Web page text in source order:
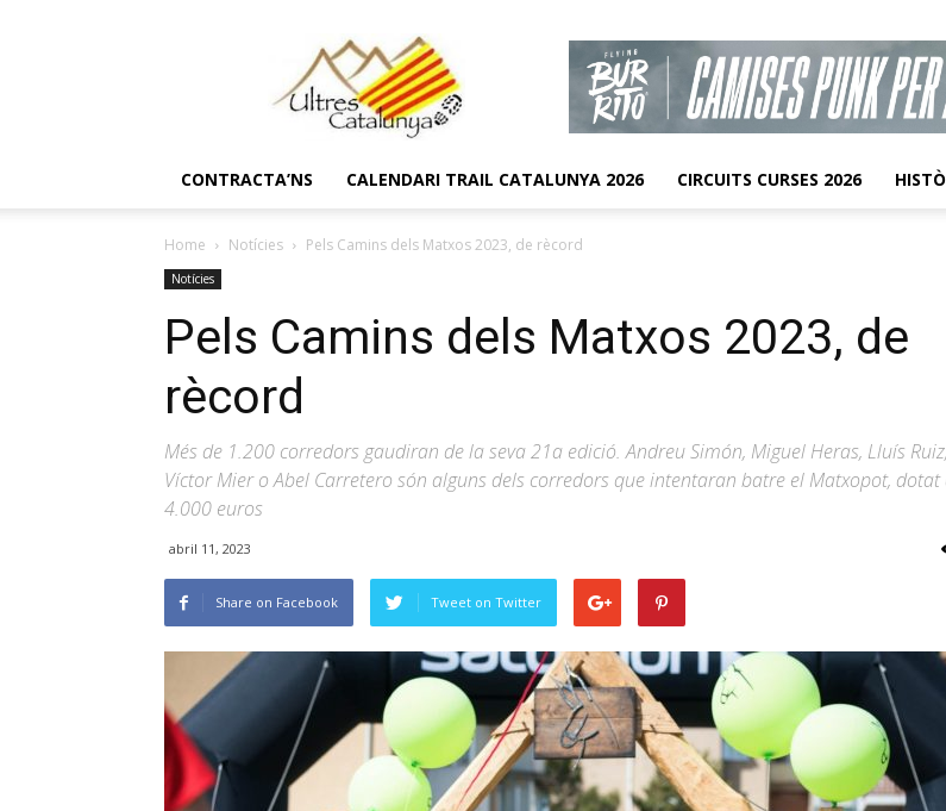
CONTRACTA’NS CALENDARI TRAIL CATALUNYA 2026 CIRCUITS CURSES 2026
Home Notícies Pels Camins dels Matxos 2023, de rècord
Notícies
Pels Camins dels Matxos 2023, de
rècord
Més de 1.200 corredors gaudiran de la seva 21a edició. Andreu Simón, Miguel Heras, Lluís Ruiz,
Víctor Mier o Abel Carretero són alguns dels corredors que intentaran batre el Matxopot,
4.000 euros
abril 11, 2023
Share on Facebook Tweet on Twitter